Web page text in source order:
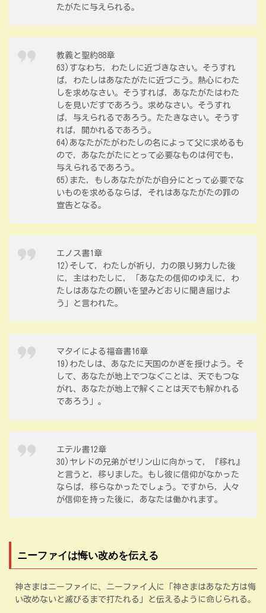
たがたに与えられる。
教義と聖約88章
63)すなわち，わたしに近づきなさい。そうすれ
ば，わたしはあなたがたに近づこう。熱心にわた
しを求めなさい。そうすれば，あなたがたはわた
しを見いだすであろう。求めなさい。そうすれ
ば，与えられるであろう。たたきなさい。そうす
れば，開かれるであろう。
64)あなたがたがわたしの名によって父に求めるも
ので，あなたがたにとって必要なものは何でも，
与えられるであろう。
65)また，もしあなたがたが自分にとって必要でな
いものを求めるならば，それはあなたがたの罪の
宣告となる。
エノス書1章
12)そして，わたしが祈り，力の限り努力した後
に，主はわたしに，「あなたの信仰のゆえに，わ
たしはあなたの願いを望みどおりに聞き届けよ
う」と言われた。
マタイによる福音書16章
19)わたしは、あなたに天国のかぎを授けよう。そ
して、あなたが地上でつなぐことは、天でもつな
がれ、あなたが地上で解くことは天でも解かれる
であろう」。
エテル書12章
30)ヤレドの兄弟がゼリン山に向かって，『移れ』
と言うと，移りました。もし彼に信仰がなかった
ならば，移らなかったでしょう。ですから，人々
が信仰を持った後に，あなたは働かれます。
ニーファイは悔い改めを伝える
神さまはニーファイに、ニーファイ人に「神さまはあなた方は悔
い改めないと滅びるまで打たれる」と伝えるように命じられる。